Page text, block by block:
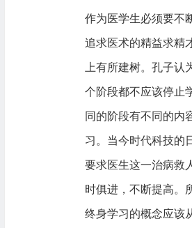
作为医学生必须要不
追求医术的精益求精
上有所建树。孔子认
个阶段都不应该停止
同的阶段有不同的内
习。当今时代科技的
要求医生这一治病救
时俱进，不断提高。
终身学习的概念应该